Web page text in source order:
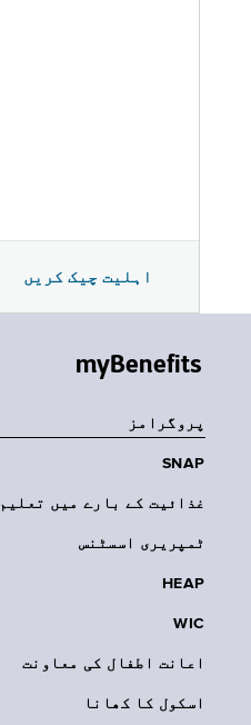
اہلیت چیک کریں
myBenefits
پروگرامز
SNAP
غذائیت کے بارے میں تعلیم
ٹمپریری اسسٹنس
HEAP
WIC
اعانت اطفال کی معاونت
اسکول کا کھانا